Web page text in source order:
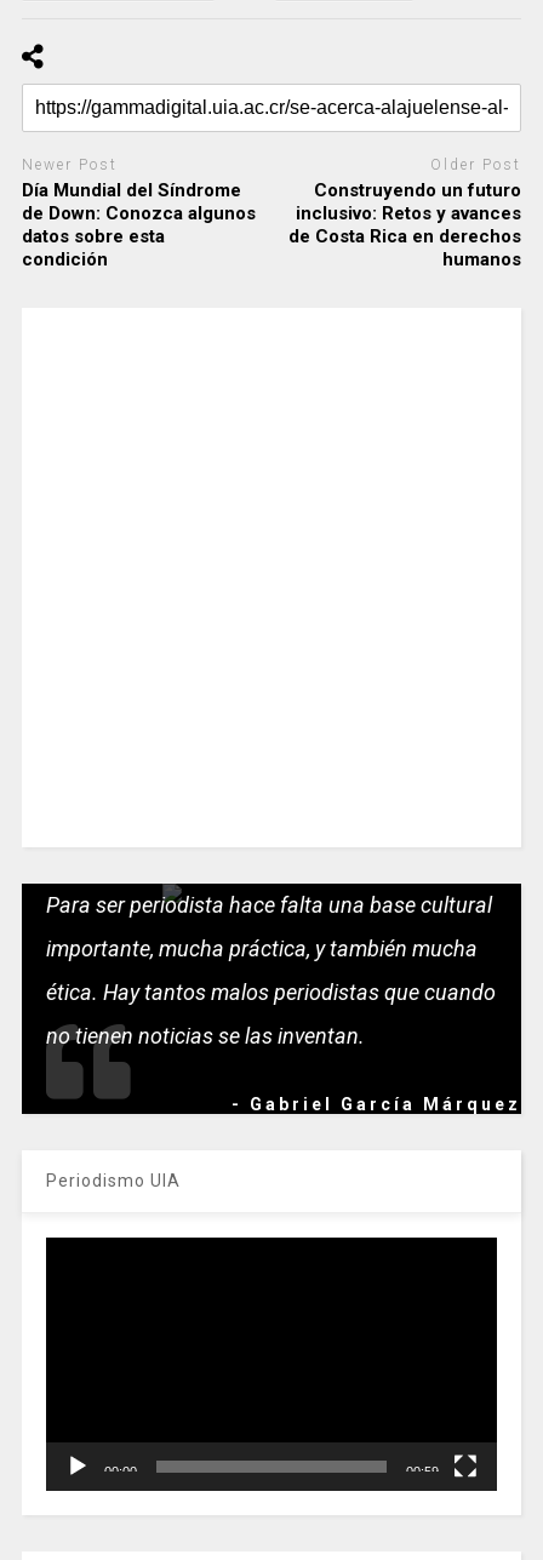
Newer Post
Día Mundial del Síndrome
de Down: Conozca algunos
datos sobre esta
condición
Older Post
Construyendo un futuro
inclusivo: Retos y avances
de Costa Rica en derechos
humanos
Para ser periodista hace falta una base cultural
importante, mucha práctica, y también mucha
ética. Hay tantos malos periodistas que cuando
no tienen noticias se las inventan.
- Gabriel García Márquez
Periodismo UIA
00:00 00:59